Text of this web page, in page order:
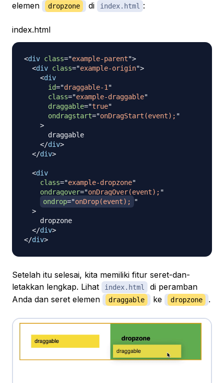
elemen
dropzone di index.html :
index.html
<div class="example-parent">
<div class="example-origin">
<div
id="draggable-1 "
class="example-draggable"
draggable="true"
ondragstart="onDragStart(event); "
>
      draggable
</div>
</div>
<div
class="example-dropzone"
ondragover="onDragOver(event); "
ondrop="onDrop(event);
"
>
    dropzone
</div>
</div>
Setelah itu selesai, kita memiliki fitur seret-dan-
letakkan lengkap. Lihat
index.html
di peramban
Anda dan seret elemen
draggable ke dropzone .